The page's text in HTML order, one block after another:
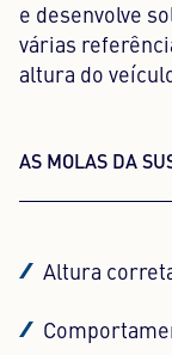
e desenvolve
várias
altura do
AS MOLAS DA
Altura